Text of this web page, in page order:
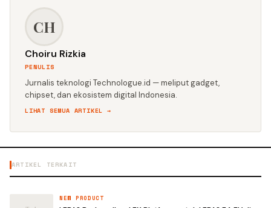
CH
Choiru Rizkia
PENULIS
Jurnalis teknologi Technologue.id — meliput gadget,
chipset, dan ekosistem digital Indonesia.
LIHAT SEMUA ARTIKEL →
ARTIKEL TERKAIT
NEW PRODUCT